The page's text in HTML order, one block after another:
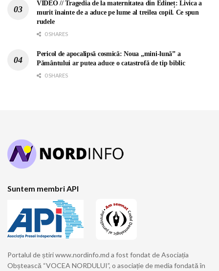
VIDEO // Tragedia de la maternitatea din Edineț: Livica a
murit înainte de a aduce pe lume al treilea copil. Ce spun
rudele
0 SHARES
Pericol de apocalipsă cosmică: Noua „mini-lună” a
Pământului ar putea aduce o catastrofă de tip biblic
0 SHARES
Suntem membri API
Portalul de știri www.nordinfo.md a fost fondat de Asociația
Obștească “VOCEA NORDULUI”, o asociație de media fondată în